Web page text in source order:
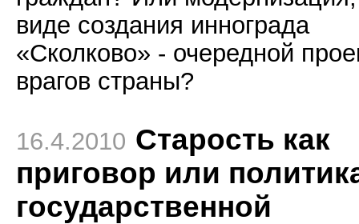
виде создания иннограда
«Сколково» - очередной
врагов страны?
16.4.2010 Старость как
приговор или
государственной